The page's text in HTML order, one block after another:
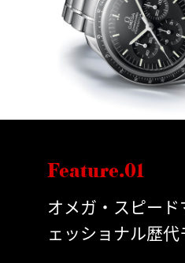
Feature.01
オメガ・スピー
ェッショナル歴